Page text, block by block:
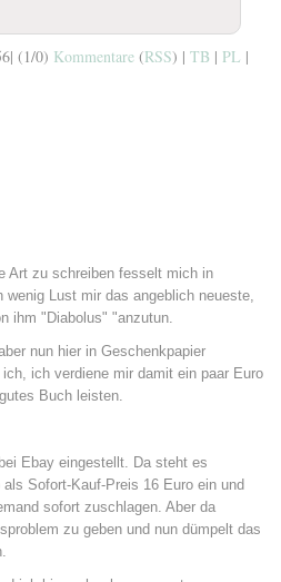
| (1/0) Kommentare (RSS) | TB | PL |
Art zu schreiben fesselt mich in
Lust mir das angeblich neueste,
ihm "Diabolus" "anzutun.
nun hier in Geschenkpapier
ich verdiene mir damit ein paar Euro
Buch leisten.
Ebay eingestellt. Da steht es
Sofort-Kauf-Preis 16 Euro ein und
sofort zuschlagen. Aber da
zu geben und nun dümpelt das